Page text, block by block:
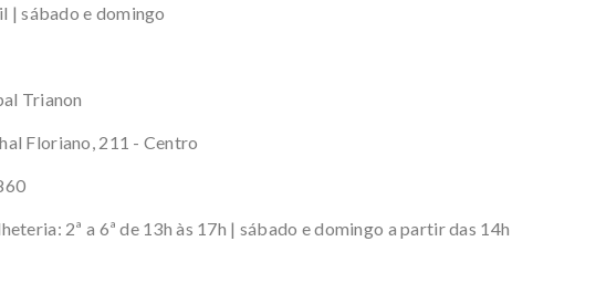
| sábado e domingo
Trianon
Floriano, 211 - Centro
2ª a 6ª de 13h às 17h | sábado e domingo a partir das 14h